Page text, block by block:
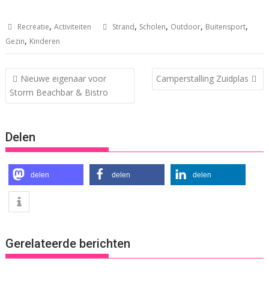
Recreatie,Activiteiten Strand, Scholen, Outdoor, Buitensport,
Gezin, Kinderen
Bericht
navigatie
Nieuwe eigenaar voor
Storm Beachbar & Bistro
Camperstalling Zuidplas
Delen
delen delen delen
Gerelateerde berichten